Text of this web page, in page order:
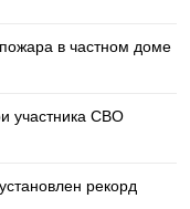
в частном доме
участника СВО
рекорд